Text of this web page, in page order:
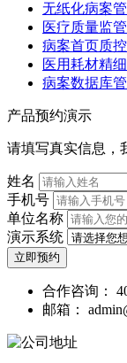
无纸化病案
医疗质量监
病案首页质
医用耗材精
病案数据库
产品预约演示
请填写真实信息，
姓名
手机号
单位名称
演示系统
立即预约
合作咨询：
邮箱：